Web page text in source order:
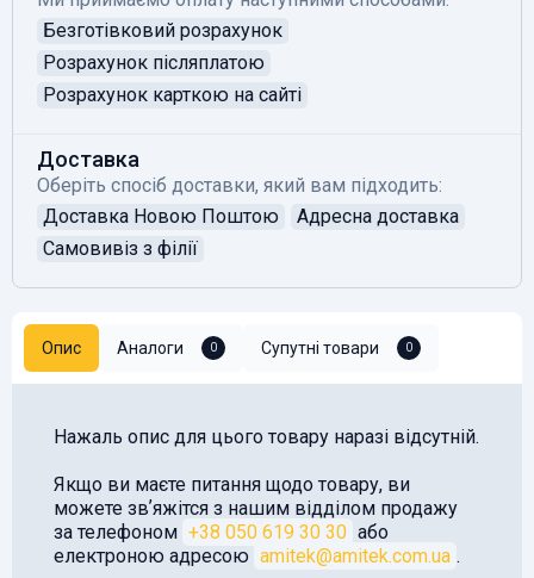
Безготівковий розрахунок
Розрахунок післяплатою
Розрахунок карткою на сайті
Доставка
Оберіть спосіб доставки, який вам підходить:
Доставка Новою Поштою
Адресна доставка
Самовивіз з філії
Опис Аналоги 0 Супутні товари 0
Нажаль опис для цього товару наразі відсутній.
Якщо ви маєте питання щодо товару, ви
можете звʼяжітся з нашим відділом продажу
за телефоном +38 050 619 30 30 або
електроною адресою amitek@amitek.com.ua .